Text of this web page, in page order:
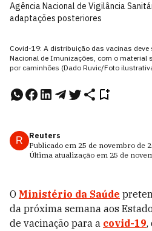
Agência Nacional de Vigilância
adaptações posteriores
Covid-19: A distribuição das vacinas
Nacional de Imunizações, com o material
por caminhões (Dado Ruvic/Foto
R
Reuters
Publicado em 25 de novembro de
Última atualização em 25 de
O Ministério da Saúde
da próxima semana aos
de vacinação para a covid-19,